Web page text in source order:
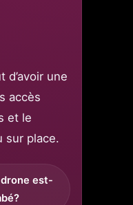
d’avoir une
accès
et le
sur place.
est-